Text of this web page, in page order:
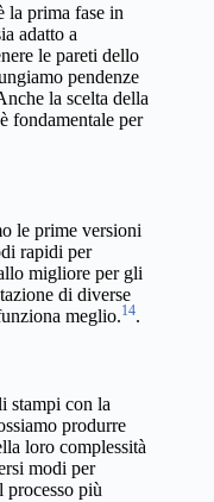
la prima fase in
adatto a
le pareti dello
pendenze
la scelta della
fondamentale per
le prime versioni
rapidi per
migliore per gli
di diverse
meglio.14.
stampi con la
produrre
loro complessità
modi per
processo più